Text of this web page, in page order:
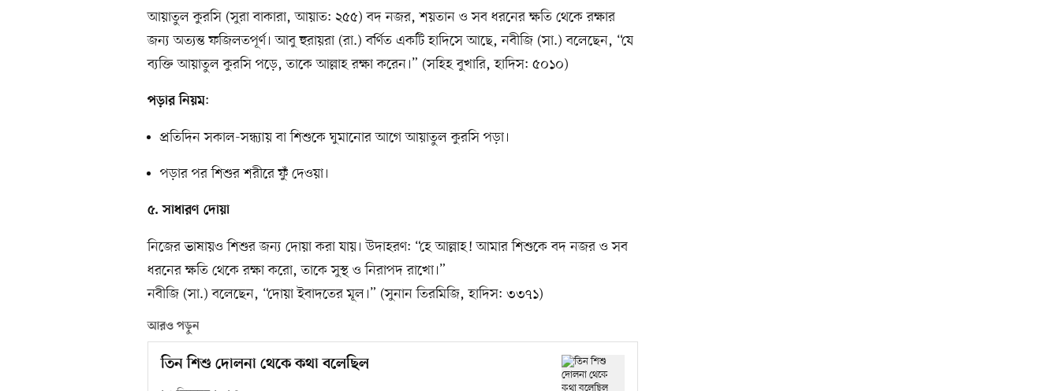
আয়াতুল কুরসি (সুরা বাকারা, আয়াত: ২৫৫) বদ নজর, শয়তান ও সব ধরনের ক্ষতি থেকে রক্ষার
জন্য অত্যন্ত ফজিলতপূর্ণ। আবু হুরায়রা (রা.) বর্ণিত একটি হাদিসে আছে, নবীজি (সা.) বলেছেন, “যে
ব্যক্তি আয়াতুল কুরসি পড়ে, তাকে আল্লাহ রক্ষা করেন।” (সহিহ বুখারি, হাদিস: ৫০১০)
পড়ার নিয়ম:
প্রতিদিন সকাল-সন্ধ্যায় বা শিশুকে ঘুমানোর আগে আয়াতুল কুরসি পড়া।
পড়ার পর শিশুর শরীরে ফুঁ দেওয়া।
৫. সাধারণ দোয়া
নিজের ভাষায়ও শিশুর জন্য দোয়া করা যায়। উদাহরণ: “হে আল্লাহ! আমার শিশুকে বদ নজর ও সব
ধরনের ক্ষতি থেকে রক্ষা করো, তাকে সুস্থ ও নিরাপদ রাখো।”
নবীজি (সা.) বলেছেন, “দোয়া ইবাদতের মূল।” (সুনান তিরমিজি, হাদিস: ৩৩৭১)
আরও পড়ুন
তিন শিশু দোলনা থেকে কথা বলেছিল